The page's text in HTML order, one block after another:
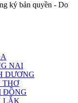
ký bản quyền - Do
NAI
DƯƠNG
THƠ
ĐỒNG
LẮK